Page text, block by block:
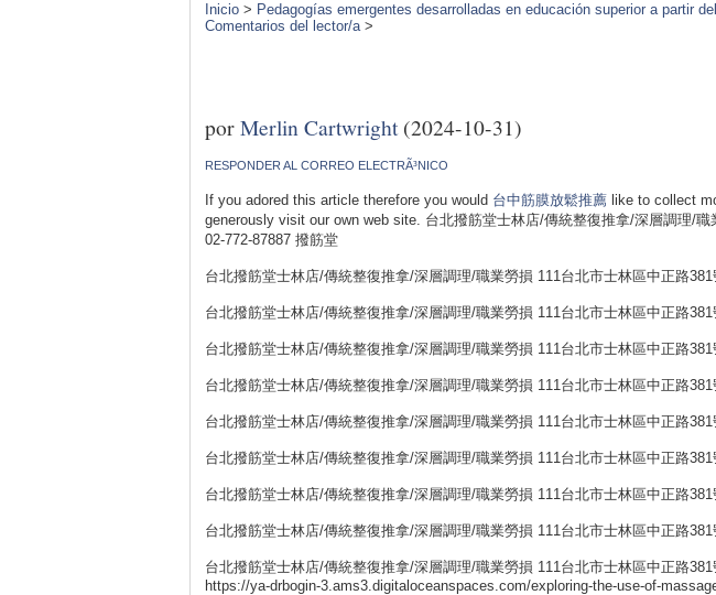
Inicio > Pedagogías emergentes desarrolladas en educación superior a partir
Comentarios del lector/a>
porMerlin Cartwright(2024-10-31)
RESPONDER AL CORREO ELECTRÃ³NICO
If you adored this article therefore you would 台中筋膜放鬆推薦 like to collect
generously visit our own web site. 台北撥筋堂士林店/傳統整復推拿/深層調理/
02-772-87887 撥筋堂
台北撥筋堂士林店/傳統整復推拿/深層調理/職業勞損 111台北市士林區中正路
台北撥筋堂士林店/傳統整復推拿/深層調理/職業勞損 111台北市士林區中正路
台北撥筋堂士林店/傳統整復推拿/深層調理/職業勞損 111台北市士林區中正路
台北撥筋堂士林店/傳統整復推拿/深層調理/職業勞損 111台北市士林區中正路
台北撥筋堂士林店/傳統整復推拿/深層調理/職業勞損 111台北市士林區中正路
台北撥筋堂士林店/傳統整復推拿/深層調理/職業勞損 111台北市士林區中正路
台北撥筋堂士林店/傳統整復推拿/深層調理/職業勞損 111台北市士林區中正路381
台北撥筋堂士林店/傳統整復推拿/深層調理/職業勞損 111台北市士林區中正路
台北撥筋堂士林店/傳統整復推拿/深層調理/職業勞損 111台北市士林區中正路381
https://ya-drbogin-3.ams3.digitaloceanspaces.com/exploring-the-use-of-